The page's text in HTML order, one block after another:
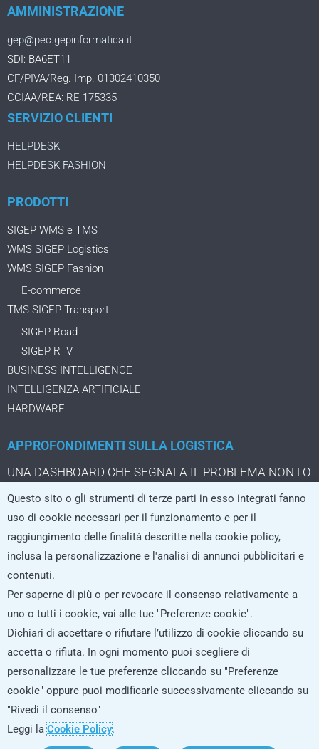
AMMINISTRAZIONE
gep@pec.gepinformatica.it
SDI: BA6ET11
CF/PIVA/Reg. Imp. 01302410350
CCIAA/REA: RE 175335
SERVIZIO CLIENTI
HELPDESK
HELPDESK FASHION
PRODOTTI
SIGEP WMS e TMS
WMS SIGEP Logistics
WMS SIGEP Fashion
E-commerce
TMS SIGEP Transport
SIGEP Road
SIGEP RTV
BUSINESS INTELLIGENCE
INTELLIGENZA ARTIFICIALE
HARDWARE
APPROFONDIMENTI SULLA LOGISTICA
UNA DASHBOARD CHE SEGNALA IL PROBLEMA NON LO
IL PACCO DA TRE EURO CHE CAMBIA LA LOGISTICA
DELL’ECOMMERCE
LA LOGISTICA CRESCE SOLO SE I SISTEMI REGGONO
L’AI che non si limita a rispondere, ma agisce nei processi
logistici
ISCRIVITI ALLA NEWSLETTER
© 2026 All rights reserved / GEP Informatica Srl - CF/PIVA/Reg.Impr:
Questo sito o gli strumenti di terze parti in esso integrati fanno
uso di cookie necessari per il funzionamento e per il
raggiungimento delle finalità descritte nella cookie policy,
inclusa la personalizzazione e l'analisi di annunci pubblicitari e
contenuti.
Per saperne di più o per revocare il consenso relativamente a
uno o tutti i cookie, vai alle tue "Preferenze cookie".
Dichiari di accettare o rifiutare l’utilizzo di cookie cliccando su
accetta o rifiuta. In ogni momento puoi scegliere di
personalizzare le tue preferenze cliccando su "Preferenze
cookie" oppure puoi modificarle successivamente cliccando su
"Rivedi il consenso"
Leggi laCookie Policy.